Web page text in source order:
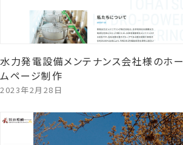
水力発電設備メンテナンス会社様のホー
ムページ制作
2023年2月28日